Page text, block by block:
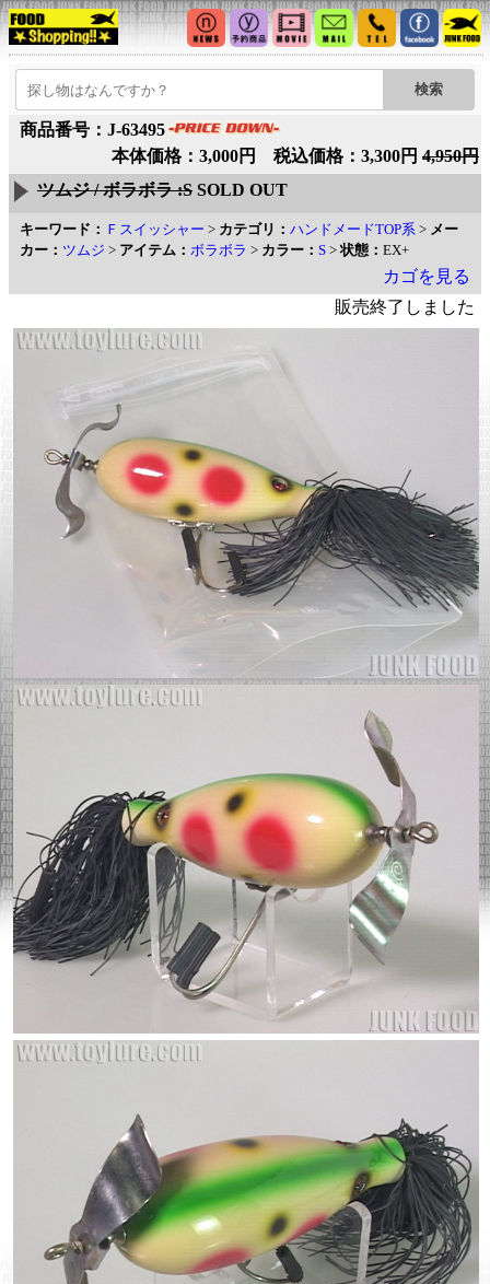
商品番号：J-63495
本体価格：3,000円 税込価格：3,300円 4,950円
ツムジ / ボラボラ :S SOLD OUT
キーワード： Ｆスイッシャー > カテゴリ： ハンドメードTOP系 > メー
カー： ツムジ > アイテム： ボラボラ > カラー： S >状態： EX+
カゴを見る
販売終了しました